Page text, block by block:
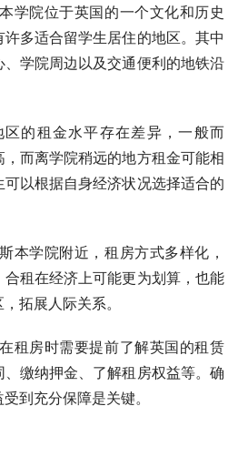
学院位于英国的一个文化和历史
多适合留学生居住的地区。其中
学院周边以及交通便利的地铁沿
区的租金水平存在差异，一般而
而离学院稍远的地方租金可能相
以根据自身经济状况选择适合的
本学院附近，租房方式多样化，
租在经济上可能更为划算，也能
拓展人际关系。
租房时需要提前了解英国的租赁
缴纳押金、了解租房权益等。确
到充分保障是关键。